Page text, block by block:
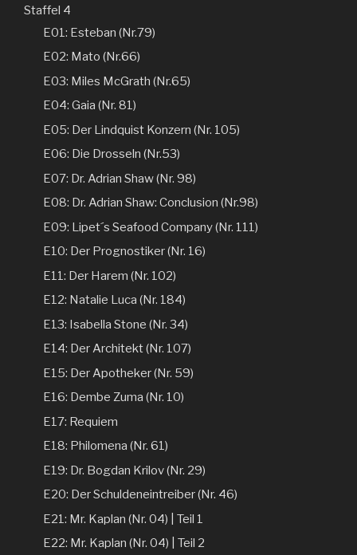
Staffel 4
E01: Esteban (Nr.79)
E02: Mato (Nr.66)
E03: Miles McGrath (Nr.65)
E04: Gaia (Nr. 81)
E05: Der Lindquist Konzern (Nr. 105)
E06: Die Drosseln (Nr.53)
E07: Dr. Adrian Shaw (Nr. 98)
E08: Dr. Adrian Shaw: Conclusion (Nr.98)
E09: Lipet´s Seafood Company (Nr. 111)
E10: Der Prognostiker (Nr. 16)
E11: Der Harem (Nr. 102)
E12: Natalie Luca (Nr. 184)
E13: Isabella Stone (Nr. 34)
E14: Der Architekt (Nr. 107)
E15: Der Apotheker (Nr. 59)
E16: Dembe Zuma (Nr. 10)
E17: Requiem
E18: Philomena (Nr. 61)
E19: Dr. Bogdan Krilov (Nr. 29)
E20: Der Schuldeneintreiber (Nr. 46)
E21: Mr. Kaplan (Nr. 04) | Teil 1
E22: Mr. Kaplan (Nr. 04) | Teil 2